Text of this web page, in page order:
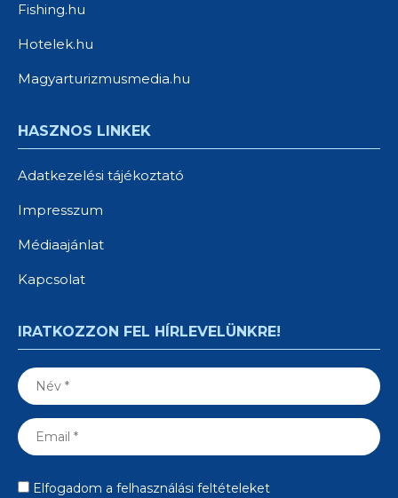
Fishing.hu
Hotelek.hu
Magyarturizmusmedia.hu
HASZNOS LINKEK
Adatkezelési tájékoztató
Impresszum
Médiaajánlat
Kapcsolat
IRATKOZZON FEL HÍRLEVELÜNKRE!
Elfogadom a felhasználási feltételeket